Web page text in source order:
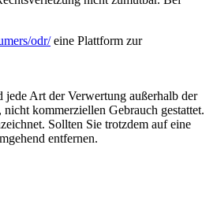
odr/eine Plattform zur
Art der Verwertung außerhalb der
kommerziellen Gebrauch gestattet.
Sollten Sie trotzdem auf eine
entfernen.